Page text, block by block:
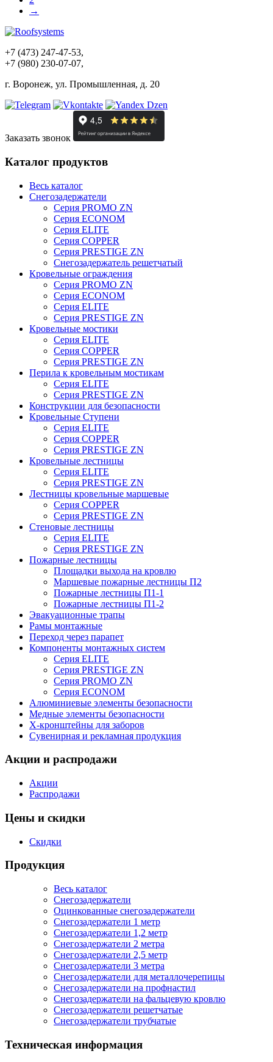
→
+7 (473) 247-47-53,
+7 (980) 230-07-07,
г. Воронеж, ул. Промышленная, д. 20
Заказать звонок
Каталог продуктов
Весь каталог
Снегозадержатели
Серия PROMO ZN
Серия ECONOM
Серия ELITE
Серия COPPER
Серия PRESTIGE ZN
Снегозадержатель решетчатый
Кровельные ограждения
Серия PROMO ZN
Серия ECONOM
Серия ELITE
Серия PRESTIGE ZN
Кровельные мостики
Серия ELITE
Серия COPPER
Серия PRESTIGE ZN
Перила к кровельным мостикам
Серия ELITE
Серия PRESTIGE ZN
Конструкции для безопасности
Кровельные Ступени
Серия ELITE
Серия COPPER
Серия PRESTIGE ZN
Кровельные лестницы
Серия ELITE
Серия PRESTIGE ZN
Лестницы кровельные маршевые
Серия COPPER
Серия PRESTIGE ZN
Стеновые лестницы
Серия ELITE
Серия PRESTIGE ZN
Пожарные лестницы
Площадки выхода на кровлю
Маршевые пожарные лестницы П2
Пожарные лестницы П1-1
Пожарные лестницы П1-2
Эвакуационные трапы
Рамы монтажные
Переход через парапет
Компоненты монтажных систем
Серия ELITE
Серия PRESTIGE ZN
Серия PROMO ZN
Серия ECONOM
Алюминиевые элементы безопасности
Медные элементы безопасности
X-кронштейны для заборов
Сувенирная и рекламная продукция
Акции и распродажи
Акции
Распродажи
Цены и скидки
Скидки
Продукция
Весь каталог
Снегозадержатели
Оцинкованные снегозадержатели
Снегозадержатели 1 метр
Снегозадержатели 1,2 метр
Снегозадержатели 2 метра
Снегозадержатели 2,5 метр
Снегозадержатели 3 метра
Снегозадержатели для металлочерепицы
Снегозадержатели на профнастил
Снегозадержатели на фальцевую кровлю
Снегозадержатели решетчатые
Снегозадержатели трубчатые
Техническая информация